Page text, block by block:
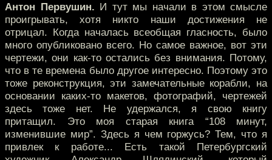
Антон Первушин. И тут мы начали в этом смысле
проигрывать, хотя никто наши достижения не
отрицал. Когда началась всеобщая гласность, было
много опубликовано всего. Но самое важное, вот эти
чертежи, они как-то остались без внимания. Потому,
что в те времена было другое интересно. Поэтому это
тоже реконструкция, эти замечательные корабли, на
основании каких-то макетов, фотографий, чертежей
здесь тоже нет. Не удержался, я свою книгу
притащил. Это моя старая книга “108 минут,
изменившие мир”. Здесь я чем горжусь? Тем, что я
привлек к работе... Есть такой Петербургский